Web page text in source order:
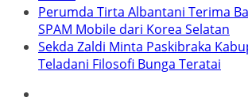
Perumda Tirta Albantani Terima
SPAM Mobile dari Korea Selatan
Sekda Zaldi Minta Paskibraka
Teladani Filosofi Bunga Teratai